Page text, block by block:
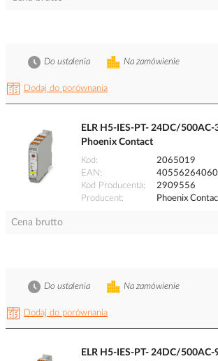
Dodaj do porównania
Na zamówienie
Do ustalenia
ELR H5-IES-PT- 24DC/
Phoenix Contact
Kod
2065019
EAN
Kod Producenta
2909556
Producent
Phoenix
Cena brutto
Dodaj do porównania
Na zamówienie
Do ustalenia
ELR H5-IES-PT- 24DC/